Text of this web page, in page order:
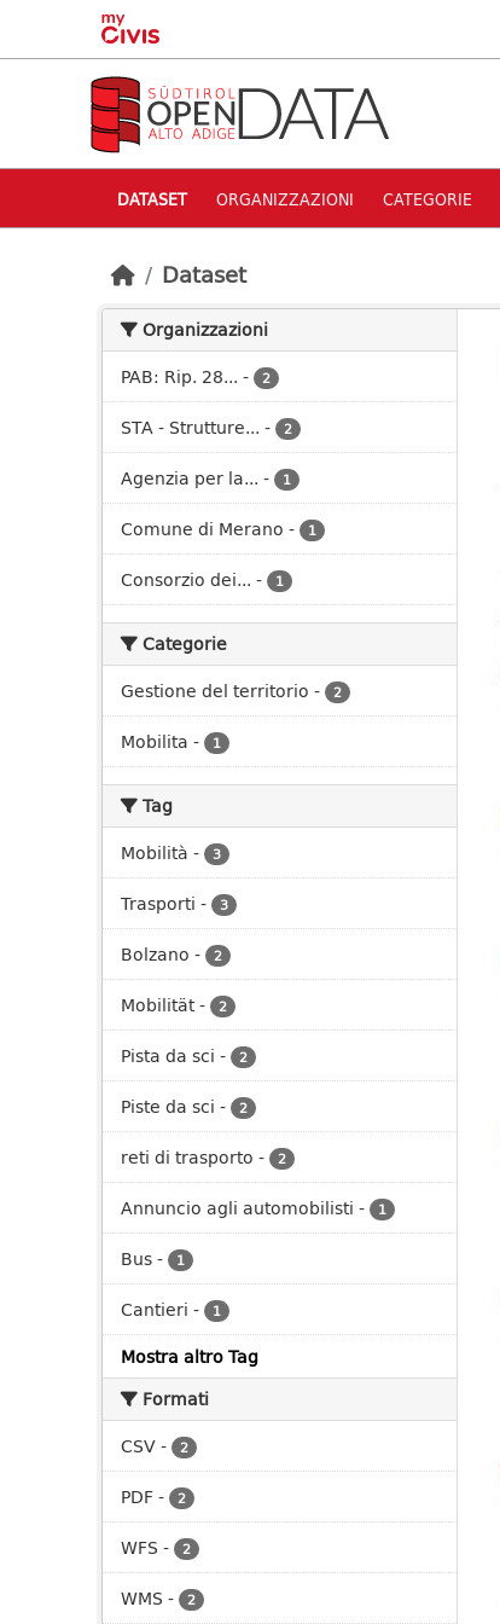
Skip to main content
DATASET ORGANIZZAZIONI CATEGORIE
Dataset
Organizzazioni
PAB: Rip. 28... - 2
STA - Strutture... - 2
Agenzia per la... - 1
Comune di Merano - 1
Consorzio dei... - 1
Categorie
Gestione del territorio - 2
Mobilita - 1
Tag
Mobilità - 3
Trasporti - 3
Bolzano - 2
Mobilität- 2
Pista da sci - 2
Piste da sci - 2
reti di trasporto - 2
Annuncio agli automobilisti - 1
Bus- 1
Cantieri - 1
Mostra altro Tag
Formati
CSV- 2
PDF- 2
WFS - 2
WMS - 2